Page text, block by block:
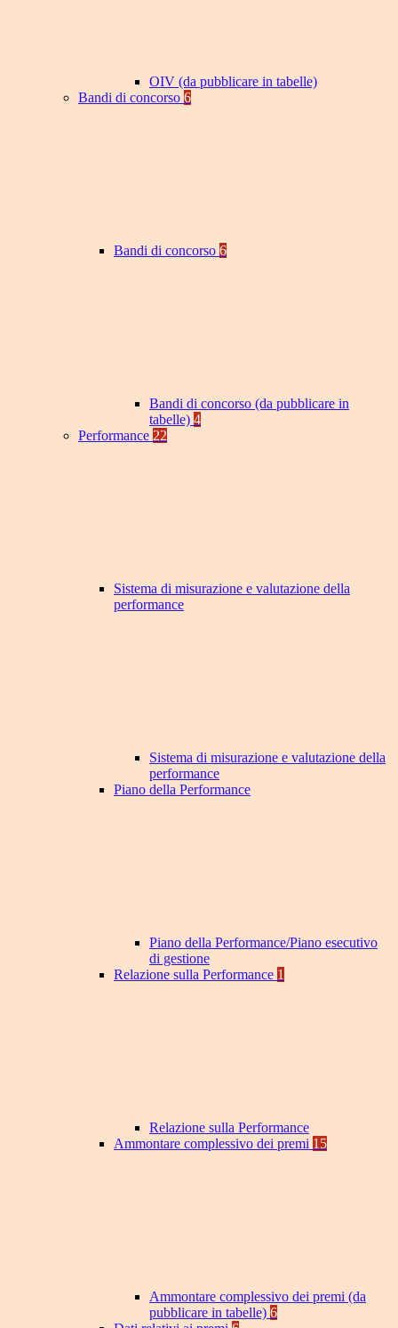
OIV (da pubblicare in tabelle)
Bandi di concorso 6
Bandi di concorso 6
Bandi di concorso (da pubblicare in
tabelle) 4
Performance 22
Sistema di misurazione e valutazione della
performance
Sistema di misurazione e valutazione della
performance
Piano della Performance
Piano della Performance/Piano esecutivo
di gestione
Relazione sulla Performance 1
Relazione sulla Performance
Ammontare complessivo dei premi 15
Ammontare complessivo dei premi (da
pubblicare in tabelle) 6